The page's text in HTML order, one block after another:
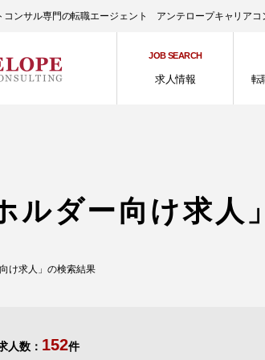
コンサル専門の転職エージェント アンテロープキャリアコ
JOB SEARCH
求人情報 転
ルダー向け求人
け求人」の検索結果
人数： 152件